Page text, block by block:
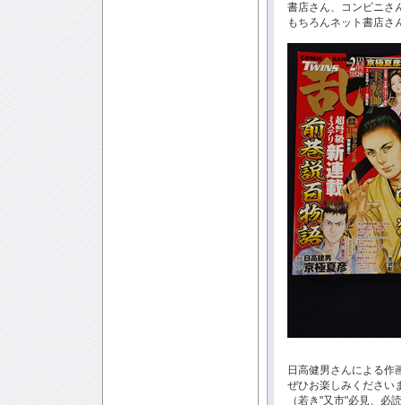
書店さん、コンビニさ
もちろんネット書店さ
日高健男さんによる作
ぜひお楽しみください
（若き"又市"必見、必